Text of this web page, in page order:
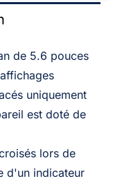
de 5.6 pouces
uniquement
est doté de
lors de
d'un indicateur